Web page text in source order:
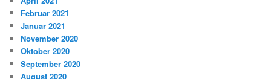
Februar 2021
Januar 2021
November 2020
Oktober 2020
September 2020
August 2020